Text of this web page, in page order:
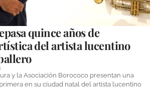
quince años de
del artista lucentino
y la Asociación Borococo presentan una
en su ciudad natal del artista lucentino